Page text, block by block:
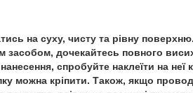
на суху, чисту та рівну
засобом, дочекайтесь повного
спробуйте наклеїти на неї
можна кріпити. Також, якщо